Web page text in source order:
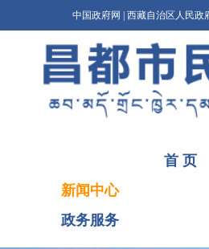
中国政府网 西藏自治区人民政
首 页
新闻中心
政务服务